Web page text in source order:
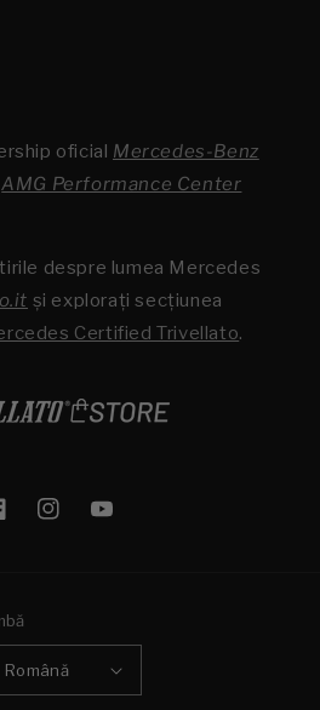
oficial Mercedes-Benz
AMG Performance Center
despre lumea Mercedes
și explorați secțiunea
Certified Trivellato.
InstagramYouTube
Română